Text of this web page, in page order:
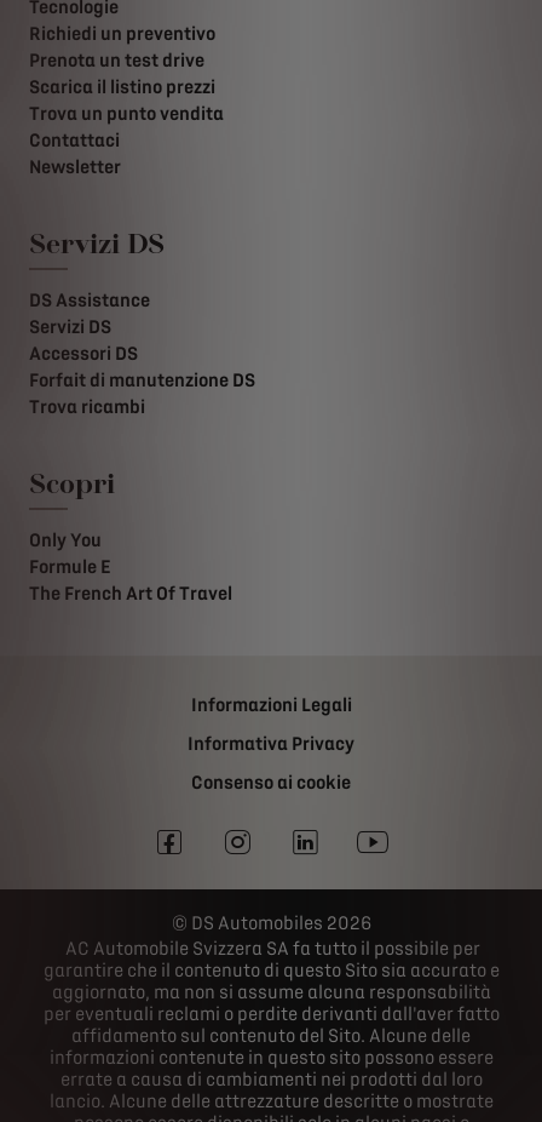
Tecnologie
Richiedi un preventivo
Prenota un test drive
Scarica il listino prezzi
Trova un punto vendita
Contattaci
Newsletter
Servizi DS
DS Assistance
Servizi DS
Accessori DS
Forfait di manutenzione DS
Trova ricambi
Scopri
Only You
Formule E
The French Art Of Travel
Informazioni Legali
Informativa Privacy
Consenso ai cookie
DS Automobiles 2026
AC Automobile Svizzera SA fa tutto il possibile per
garantire che il contenuto di questo Sito sia accurato e
aggiornato, ma non si assume alcuna responsabilità
per eventuali reclami o perdite derivanti dall'aver fatto
affidamento sul contenuto del Sito. Alcune delle
informazioni contenute in questo sito possono essere
errate a causa di cambiamenti nei prodotti dal loro
lancio. Alcune delle attrezzature descritte o mostrate